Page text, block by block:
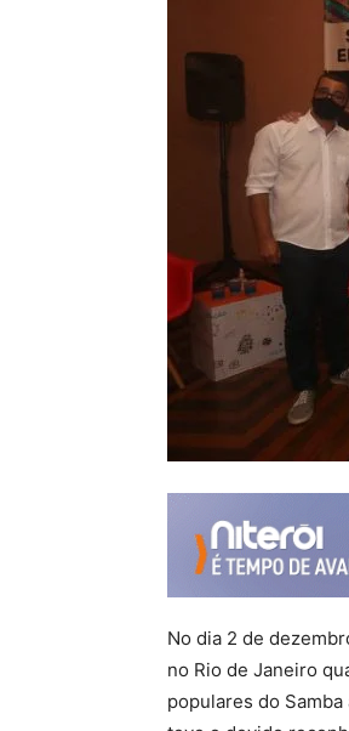
No dia 2 de
no Rio de Janeiro
populares do